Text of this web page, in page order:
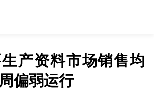
产资料市场销售均
偏弱运行